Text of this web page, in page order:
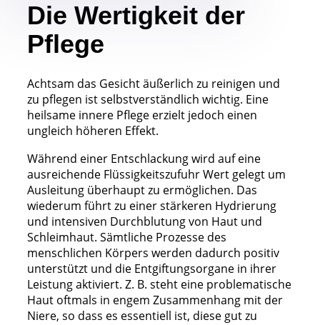
Die Wertigkeit der
Pflege
Achtsam das Gesicht äußerlich zu reinigen und
zu pflegen ist selbstverständlich wichtig. Eine
heilsame innere Pflege erzielt jedoch einen
ungleich höheren Effekt.
Während einer Entschlackung wird auf eine
ausreichende Flüssigkeitszufuhr Wert gelegt um
Ausleitung überhaupt zu ermöglichen. Das
wiederum führt zu einer stärkeren Hydrierung
und intensiven Durchblutung von Haut und
Schleimhaut. Sämtliche Prozesse des
menschlichen Körpers werden dadurch positiv
unterstützt und die Entgiftungsorgane in ihrer
Leistung aktiviert. Z. B. steht eine problematische
Haut oftmals in engem Zusammenhang mit der
Niere, so dass es essentiell ist, diese gut zu